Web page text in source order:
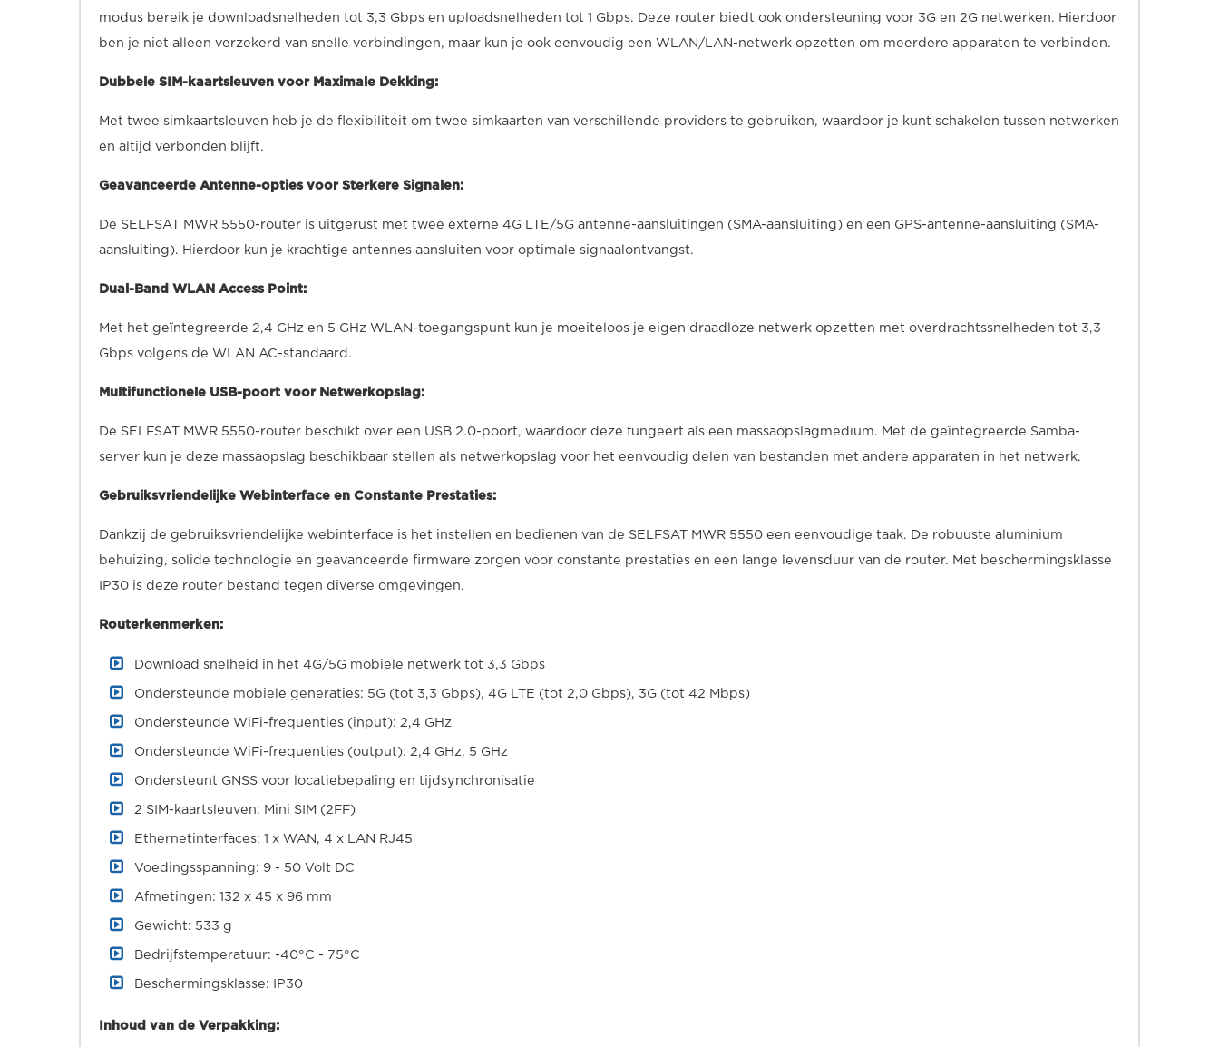
modus bereik je downloadsnelheden tot 3,3 Gbps en uploadsnelheden tot 1 Gbps. Deze router biedt ook ondersteuning voor 3G en 2G netwerken. Hierdoor
ben je niet alleen verzekerd van snelle verbindingen, maar kun je ook eenvoudig een WLAN/LAN-netwerk opzetten om meerdere apparaten te verbinden.
Dubbele SIM-kaartsleuven voor Maximale Dekking:
Met twee simkaartsleuven heb je de flexibiliteit om twee simkaarten van verschillende providers te gebruiken, waardoor je kunt schakelen tussen netwerken
en altijd verbonden blijft.
Geavanceerde Antenne-opties voor Sterkere Signalen:
De SELFSAT MWR 5550-router is uitgerust met twee externe 4G LTE/5G antenne-aansluitingen (SMA-aansluiting) en een GPS-antenne-aansluiting (SMA-
aansluiting). Hierdoor kun je krachtige antennes aansluiten voor optimale signaalontvangst.
Dual-Band WLAN Access Point:
Met het geïntegreerde 2,4 GHz en 5 GHz WLAN-toegangspunt kun je moeiteloos je eigen draadloze netwerk opzetten met overdrachtssnelheden tot 3,3
Gbps volgens de WLAN AC-standaard.
Multifunctionele USB-poort voor Netwerkopslag:
De SELFSAT MWR 5550-router beschikt over een USB 2.0-poort, waardoor deze fungeert als een massaopslagmedium. Met de geïntegreerde Samba-
server kun je deze massaopslag beschikbaar stellen als netwerkopslag voor het eenvoudig delen van bestanden met andere apparaten in het netwerk.
Gebruiksvriendelijke Webinterface en Constante Prestaties:
Dankzij de gebruiksvriendelijke webinterface is het instellen en bedienen van de SELFSAT MWR 5550 een eenvoudige taak. De robuuste aluminium
behuizing, solide technologie en geavanceerde firmware zorgen voor constante prestaties en een lange levensduur van de router. Met beschermingsklasse
IP30 is deze router bestand tegen diverse omgevingen.
Routerkenmerken:
Download snelheid in het 4G/5G mobiele netwerk tot 3,3 Gbps
Ondersteunde mobiele generaties: 5G (tot 3,3 Gbps), 4G LTE (tot 2,0 Gbps), 3G (tot 42 Mbps)
Ondersteunde WiFi-frequenties (input): 2,4 GHz
Ondersteunde WiFi-frequenties (output): 2,4 GHz, 5 GHz
Ondersteunt GNSS voor locatiebepaling en tijdsynchronisatie
2 SIM-kaartsleuven: Mini SIM (2FF)
Ethernetinterfaces: 1 x WAN, 4 x LAN RJ45
Voedingsspanning: 9 - 50 Volt DC
Afmetingen: 132 x 45 x 96 mm
Gewicht: 533 g
Bedrijfstemperatuur: -40°C - 75°C
Beschermingsklasse: IP30
Inhoud van de Verpakking: